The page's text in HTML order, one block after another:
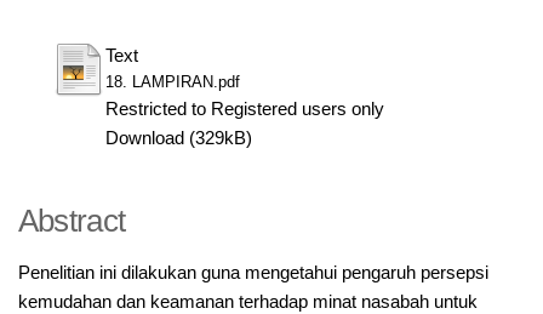
Text
18. LAMPIRAN.pdf
Restricted to Registered users only
Download (329kB)
Abstract
Penelitian ini dilakukan guna mengetahui pengaruh persepsi
kemudahan dan keamanan terhadap minat nasabah untuk